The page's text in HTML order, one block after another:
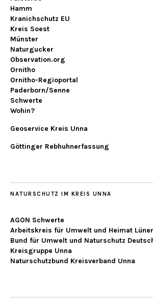
Hamm
Kranichschutz EU
Kreis Soest
Münster
Naturgucker
Observation.org
Ornitho
Ornitho-Regioportal
Paderborn/Senne
Schwerte
Wohin?
Geoservice Kreis Unna
Göttinger Rebhuhnerfassung
NATURSCHUTZ IM KREIS UNNA
AGON Schwerte
Arbeitskreis für Umwelt und Heimat
Bund für Umwelt und Naturschutz
Kreisgruppe Unna
Naturschutzbund Kreisverband Unna